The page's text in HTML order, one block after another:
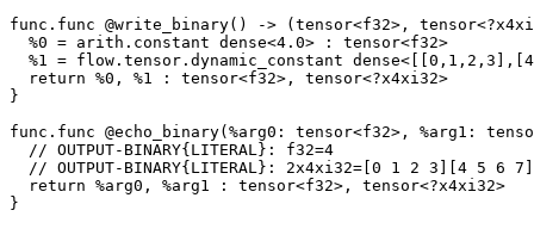
func.func @write_binary() -> (tensor<f32>,
  %0 = arith.constant dense<4.0> : tensor<f32>
%1 = flow.tensor.dynamic_constant
  return %0, %1 : tensor<f32>, tensor<?x4xi32>
}
func.func @echo_binary(%arg0: tensor<f32>, %arg1:
  // OUTPUT-BINARY{LITERAL}: f32=4
  // OUTPUT-BINARY{LITERAL}: 2x4xi32=[0 1 2 3][4 5 6 7]
  return %arg0, %arg1 : tensor<f32>, tensor<?x4xi32>